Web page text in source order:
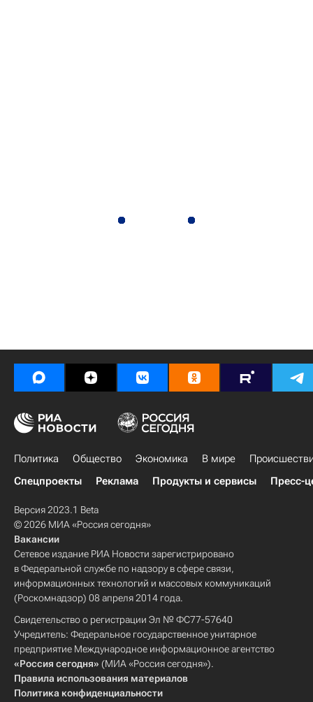
Политика Общество Экономика В мире
Спецпроекты
Реклама Продукты и сервисы Пресс-
Версия 2023.1 Beta
© 2026 МИА «Россия сегодня»
Вакансии
Сетевое издание РИА Новости зарегистрировано
в Федеральной службе по надзору в сфере связи,
информационных технологий и массовых коммуникаций
(Роскомнадзор) 08 апреля 2014 года.
Свидетельство о регистрации Эл № ФС77-57640
Учредитель: Федеральное государственное унитарное
предприятие Международное информационное агентство
«Россия сегодня» (МИА «Россия сегодня»).
Правила использования материалов
Политика конфиденциальности